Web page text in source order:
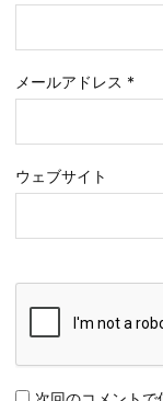
メールアドレス *
ウェブサイト